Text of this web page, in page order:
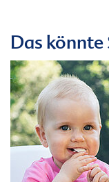
Das könnte